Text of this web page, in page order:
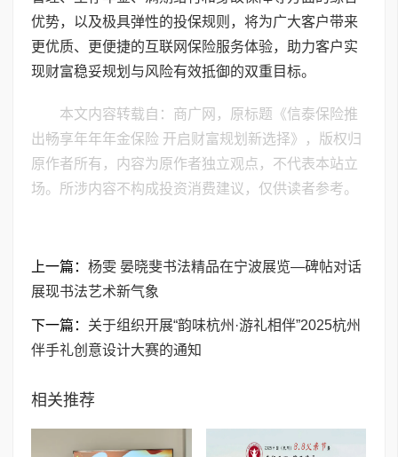
优势，以及极具弹性的投保规则，将为广大客户带来
更优质、更便捷的互联网保险服务体验，助力客户实
现财富稳妥规划与风险有效抵御的双重目标。
本文内容转载自：商广网，原标题《信泰保险推
出畅享年年年金保险 开启财富规划新选择》，版权归
原作者所有，内容为原作者独立观点，不代表本站立
场。所涉内容不构成投资消费建议，仅供读者参考。
上一篇： 杨雯 晏晓斐书法精品在宁波展览—碑帖对话
展现书法艺术新气象
下一篇： 关于组织开展“韵味杭州·游礼相伴”2025杭州
伴手礼创意设计大赛的通知
相关推荐